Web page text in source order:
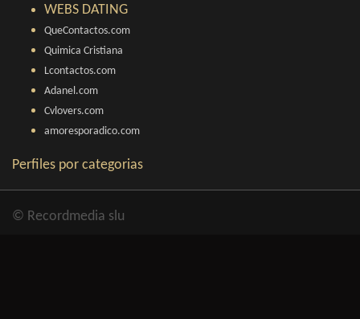
WEBS DATING
QueContactos.com
Quimica Cristiana
Lcontactos.com
Adanel.com
Cvlovers.com
amoresporadico.com
Perfiles por categorias
© Recordmedia slu